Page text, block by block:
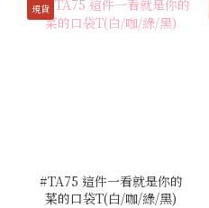
現貨
#TA75 這件一看就是你的
菜的口袋T(白/咖/綠/黑)